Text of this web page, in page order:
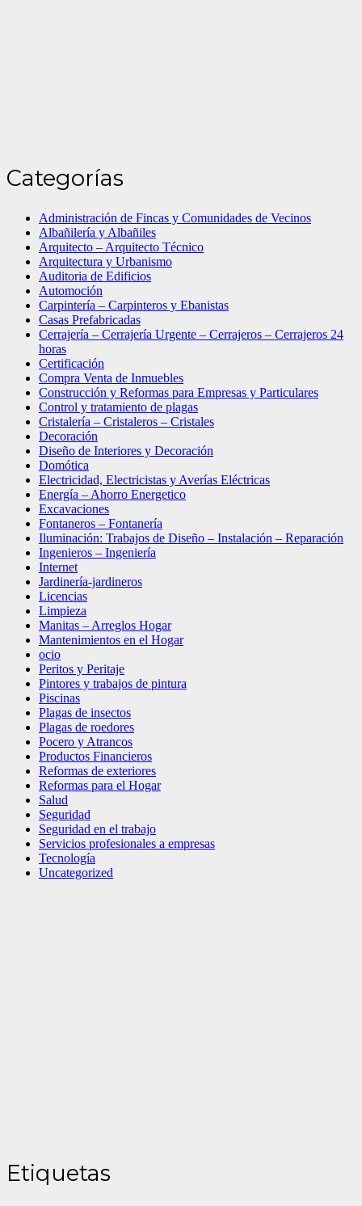
Categorías
Administración de Fincas y Comunidades de Vecinos
Albañilería y Albañiles
Arquitecto – Arquitecto Técnico
Arquitectura y Urbanismo
Auditoria de Edificios
Automoción
Carpintería – Carpinteros y Ebanistas
Casas Prefabricadas
Cerrajería – Cerrajería Urgente – Cerrajeros – Cerrajeros 24
horas
Certificación
Compra Venta de Inmuebles
Construcción y Reformas para Empresas y Particulares
Control y tratamiento de plagas
Cristalería – Cristaleros – Cristales
Decoración
Diseño de Interiores y Decoración
Domótica
Electricidad, Electricistas y Averías Eléctricas
Energía – Ahorro Energetico
Excavaciones
Fontaneros – Fontanería
Iluminación: Trabajos de Diseño – Instalación – Reparación
Ingenieros – Ingeniería
Internet
Jardinería-jardineros
Licencias
Limpieza
Manitas – Arreglos Hogar
Mantenimientos en el Hogar
ocio
Peritos y Peritaje
Pintores y trabajos de pintura
Piscinas
Plagas de insectos
Plagas de roedores
Pocero y Atrancos
Productos Financieros
Reformas de exteriores
Reformas para el Hogar
Salud
Seguridad
Seguridad en el trabajo
Servicios profesionales a empresas
Tecnología
Uncategorized
Etiquetas